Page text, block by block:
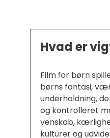
Hvad er
Film for børn
børns fantasi,
underholdning,
og kontrolleret
venskab,
kulturer og